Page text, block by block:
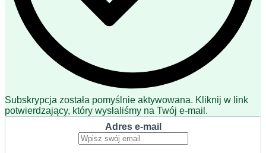
Subskrypcja została pomyślnie aktywowana. Kliknij w link
potwierdzający, który wysłaliśmy na Twój e-mail.
Adres e-mail